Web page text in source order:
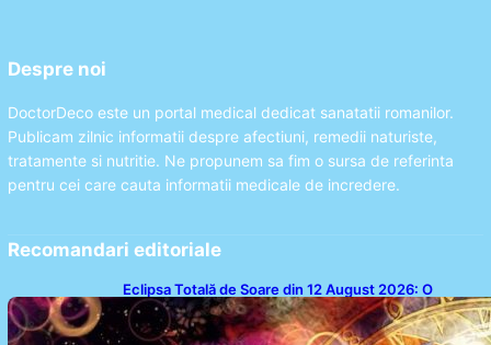
Despre noi
DoctorDeco este un portal medical dedicat sanatatii romanilor.
Publicam zilnic informatii despre afectiuni, remedii naturiste,
tratamente si nutritie. Ne propunem sa fim o sursa de referinta
pentru cei care cauta informatii medicale de incredere.
Recomandari editoriale
Eclipsa Totală de Soare din 12 August 2026: O
Analiză a Impactului asupra Trei Zodii și a Ciclului de
18 Ani